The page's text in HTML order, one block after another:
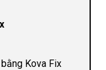
Kova Fix